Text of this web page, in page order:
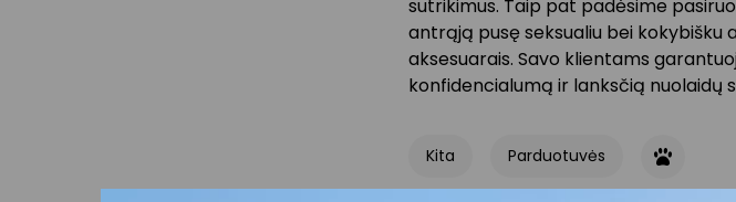
sutrikimus. Taip pat padėsime
antrąją pusę seksualiu bei kokybišku
aksesuarais. Savo klientams
konfidencialumą ir lanksčią nuolaidų
Kita Parduotuvės